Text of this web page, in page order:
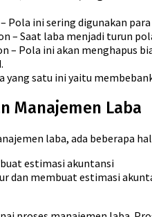
Pola ini sering digunakan
– Saat laba menjadi turun
– Pola ini akan menghapus
yang satu ini yaitu
Manajemen Laba
laba, ada beberapa
estimasi akuntansi
dan membuat estimasi